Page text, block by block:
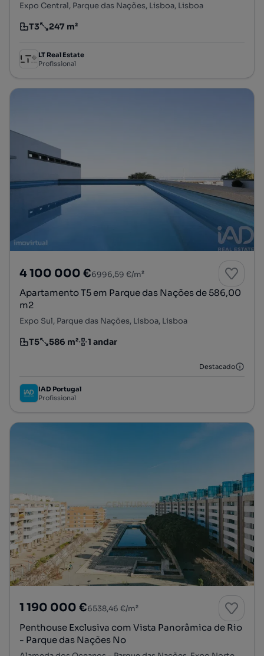
Expo Central, Parque das Nações, Lisboa, Lisboa
Tipologia
T3
Preço por metro quadrado
247 m²
LT Real Estate
Profissional
4 100 000 €6996,59 €/m²
Apartamento T5 em Parque das Nações de 586,00
m2
Expo Sul, Parque das Nações, Lisboa, Lisboa
Tipologia
T5
Preço por metro quadrado
586 m²
Andar 1 andar
Destacado
IAD Portugal
Profissional
1 190 000 €6538,46 €/m²
Penthouse Exclusiva com Vista Panorâmica de Rio
- Parque das Nações No